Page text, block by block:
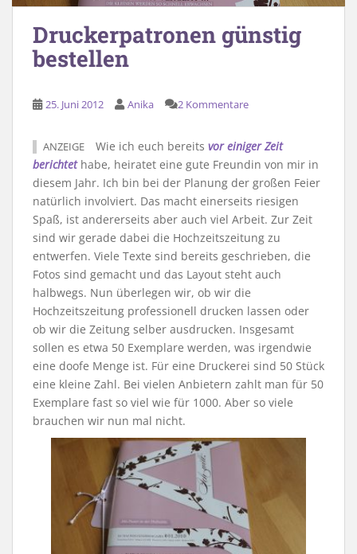
Druckerpatronen günstig
bestellen
25. Juni 2012 Anika 2 Kommentare
ANZEIGE Wie ich euch bereits vor einiger Zeit
berichtethabe, heiratet eine gute Freundin von mir in
diesem Jahr. Ich bin bei der Planung der großen Feier
natürlich involviert. Das macht einerseits riesigen
Spaß, ist andererseits aber auch viel Arbeit. Zur Zeit
sind wir gerade dabei die Hochzeitszeitung zu
entwerfen. Viele Texte sind bereits geschrieben, die
Fotos sind gemacht und das Layout steht auch
halbwegs. Nun überlegen wir, ob wir die
Hochzeitszeitung professionell drucken lassen oder
ob wir die Zeitung selber ausdrucken. Insgesamt
sollen es etwa 50 Exemplare werden, was irgendwie
eine doofe Menge ist. Für eine Druckerei sind 50 Stück
eine kleine Zahl. Bei vielen Anbietern zahlt man für 50
Exemplare fast so viel wie für 1000. Aber so viele
brauchen wir nun mal nicht.